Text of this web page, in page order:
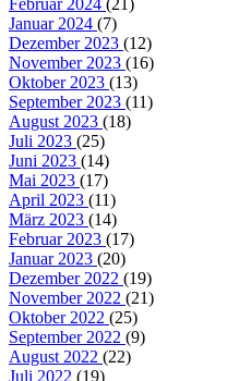
Januar 2024 (7)
Dezember 2023 (12)
November 2023 (16)
Oktober 2023 (13)
September 2023 (11)
August 2023 (18)
Juli 2023 (25)
Juni 2023 (14)
Mai 2023 (17)
April 2023 (11)
März 2023 (14)
Februar 2023 (17)
Januar 2023 (20)
Dezember 2022 (19)
November 2022 (21)
Oktober 2022 (25)
September 2022 (9)
August 2022 (22)
Juli 2022 (19)